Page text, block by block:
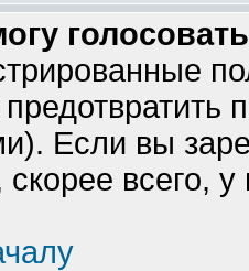
Если вы
скорее всего,